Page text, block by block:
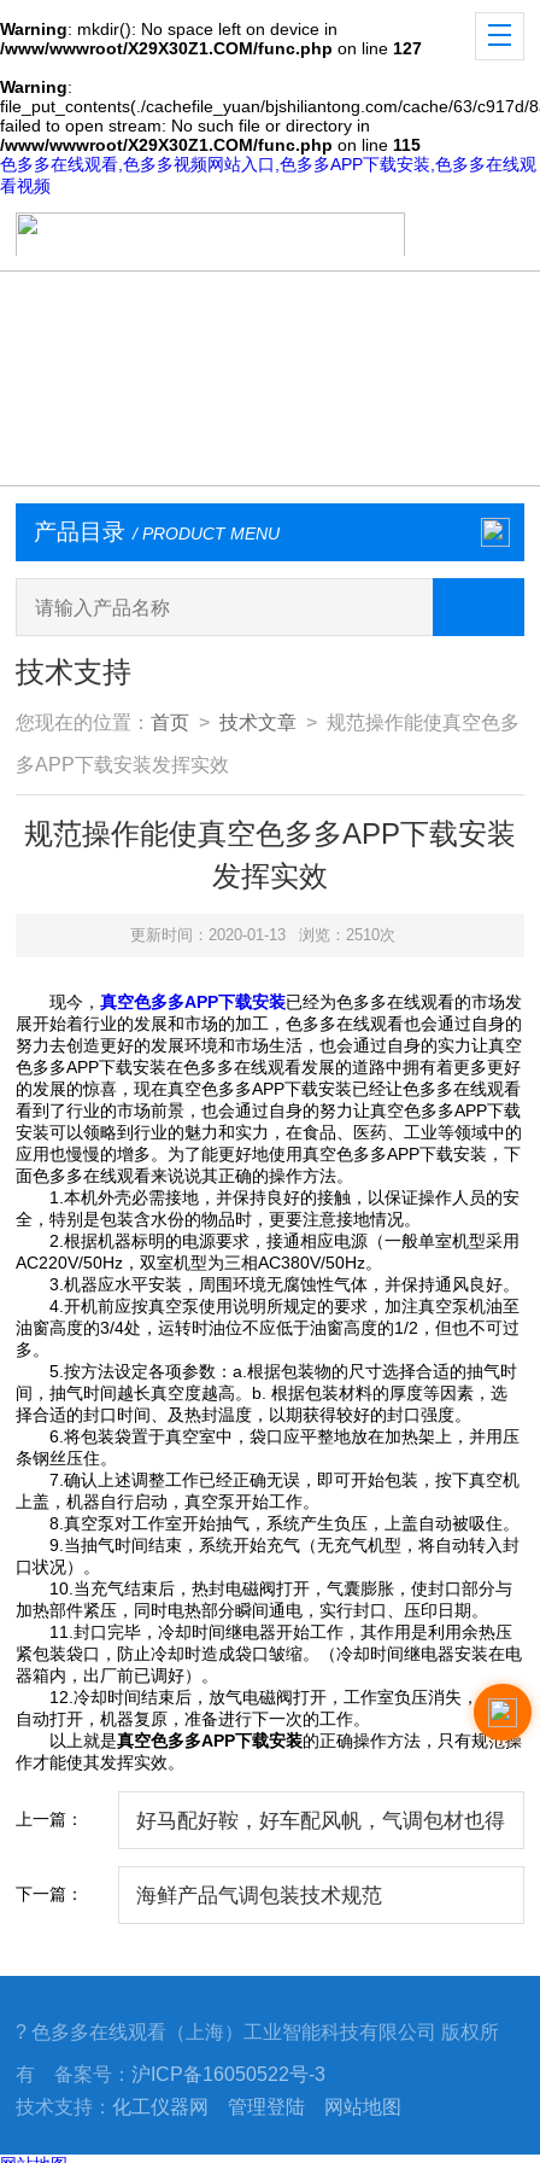
Warning: mkdir(): No space left on device in
/www/wwwroot/X29X30Z1.COM/func.php on line 127
Warning:
file_put_contents(./cachefile_yuan/bjshiliantong.com/cache/63/c917d/
failed to open stream: No such file or directory in
/www/wwwroot/X29X30Z1.COM/func.php on line 115
色多多在线观看,色多多视频网站入口,色多多APP下载安装,色多多在线观
看视频
产品目录 / PRODUCT MENU
技术支持
您现在的位置：首页 >技术文章 > 规范操作能使真空色多
多APP下载安装发挥实效
规范操作能使真空色多多APP下载安装
发挥实效
更新时间：2020-01-13 浏览：2510次
现今，真空色多多APP下载安装已经为色多多在线观看的市场发
展开始着行业的发展和市场的加工，色多多在线观看也会通过自身的
努力去创造更好的发展环境和市场生活，也会通过自身的实力让真空
色多多APP下载安装在色多多在线观看发展的道路中拥有着更多更好
的发展的惊喜，现在真空色多多APP下载安装已经让色多多在线观看
看到了行业的市场前景，也会通过自身的努力让真空色多多APP下载
安装可以领略到行业的魅力和实力，在食品、医药、工业等领域中的
应用也慢慢的增多。为了能更好地使用真空色多多APP下载安装，下
面色多多在线观看来说说其正确的操作方法。
1.本机外壳必需接地，并保持良好的接触，以保证操作人员的安
全，特别是包装含水份的物品时，更要注意接地情况。
2.根据机器标明的电源要求，接通相应电源（一般单室机型采用
AC220V/50Hz，双室机型为三相AC380V/50Hz。
3.机器应水平安装，周围环境无腐蚀性气体，并保持通风良好。
4.开机前应按真空泵使用说明所规定的要求，加注真空泵机油至
油窗高度的3/4处，运转时油位不应低于油窗高度的1/2，但也不可过
多。
5.按方法设定各项参数：a.根据包装物的尺寸选择合适的抽气时
间，抽气时间越长真空度越高。b. 根据包装材料的厚度等因素，选
择合适的封口时间、及热封温度，以期获得较好的封口强度。
6.将包装袋置于真空室中，袋口应平整地放在加热架上，并用压
条钢丝压住。
7.确认上述调整工作已经正确无误，即可开始包装，按下真空机
上盖，机器自行启动，真空泵开始工作。
8.真空泵对工作室开始抽气，系统产生负压，上盖自动被吸住。
9.当抽气时间结束，系统开始充气（无充气机型，将自动转入封
口状况）。
10.当充气结束后，热封电磁阀打开，气囊膨胀，使封口部分与
加热部件紧压，同时电热部分瞬间通电，实行封口、压印日期。
11.封口完毕，冷却时间继电器开始工作，其作用是利用余热压
紧包装袋口，防止冷却时造成袋口皱缩。（冷却时间继电器安装在电
器箱内，出厂前已调好）。
12.冷却时间结束后，放气电磁阀打开，工作室负压消失，上盖
自动打开，机器复原，准备进行下一次的工作。
以上就是真空色多多APP下载安装的正确操作方法，只有规范操
作才能使其发挥实效。
上一篇： 好马配好鞍，好车配风帆，气调包材也得
下一篇： 海鲜产品气调包装技术规范
? 色多多在线观看（上海）工业智能科技有限公司 版权所
有 备案号：沪ICP备16050522号-3
技术支持：化工仪器网 管理登陆 网站地图